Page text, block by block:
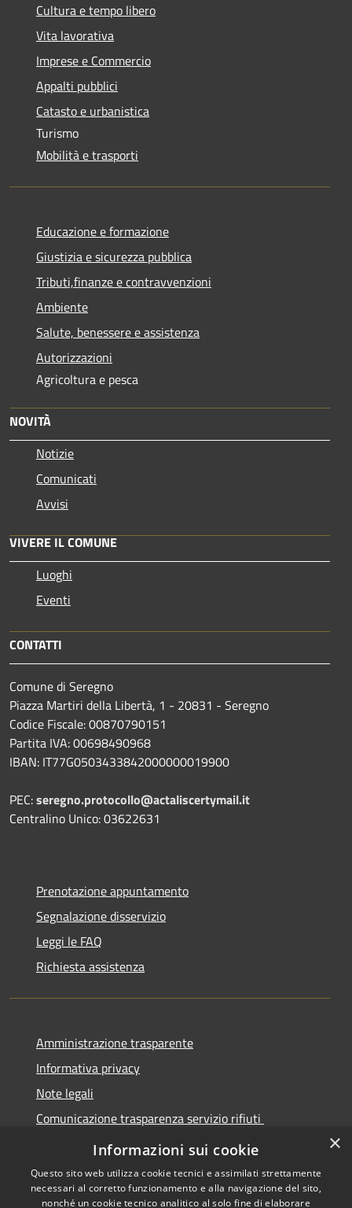
Cultura e tempo libero
Vita lavorativa
Imprese e Commercio
Appalti pubblici
Catasto e urbanistica
Turismo
Mobilità e trasporti
Educazione e formazione
Giustizia e sicurezza pubblica
Tributi,finanze e contravvenzioni
Ambiente
Salute, benessere e assistenza
Autorizzazioni
Agricoltura e pesca
NOVITÀ
Notizie
Comunicati
Avvisi
VIVERE IL COMUNE
Luoghi
Eventi
CONTATTI
Comune di Seregno
Piazza Martiri della Libertà, 1 - 20831 - Seregno
Codice Fiscale: 00870790151
Partita IVA: 00698490968
IBAN: IT77G0503433842000000019900
PEC:seregno.protocollo@actaliscertymail.it
Centralino Unico: 03622631
Prenotazione appuntamento
Segnalazione disservizio
Leggi le FAQ
Richiesta assistenza
Amministrazione trasparente
Informativa privacy
Note legali
Comunicazione trasparenza servizio rifiuti
Dichiarazione di accessibilità
×
Informazioni sui cookie
Questo sito web utilizza cookie tecnici e assimilati strettamente
necessari al corretto funzionamento e alla navigazione del sito,
nonché un cookie tecnico analitico al solo fine di elaborare